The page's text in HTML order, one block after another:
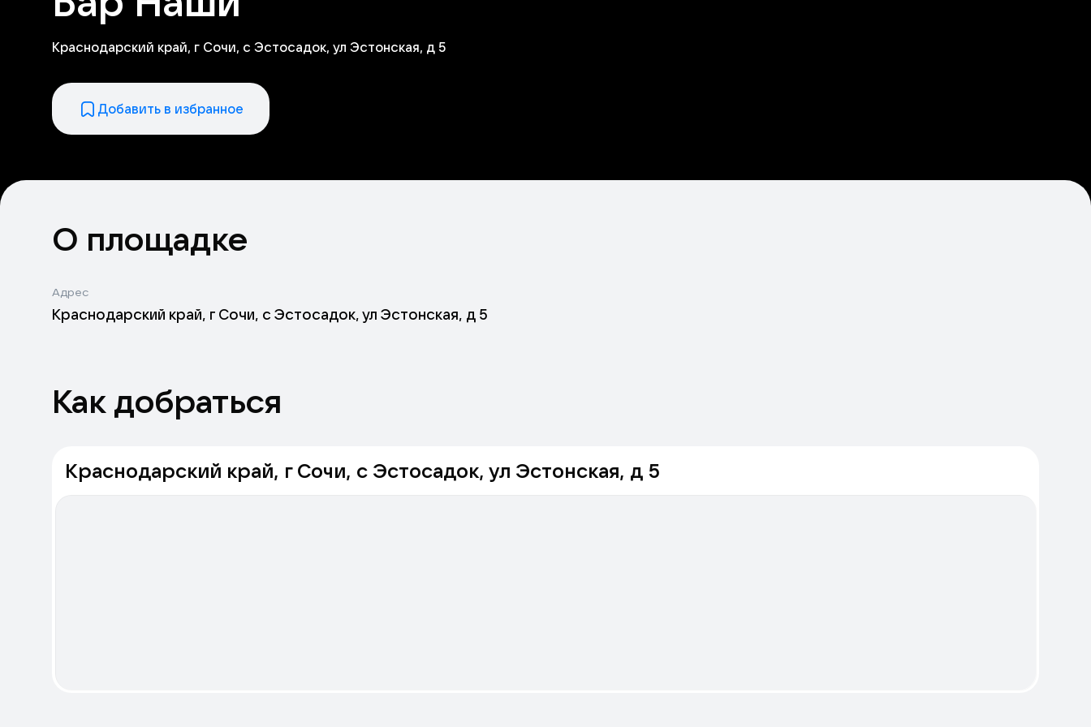
Краснодарский край, г Сочи, с Эстосадок, ул Эстонская, д 5
Добавить в избранное
О площадке
Адрес
Краснодарский край, г Сочи, с Эстосадок, ул Эстонская, д 5
Как добраться
Краснодарский край, г Сочи, с Эстосадок, ул Эстонская, д 5